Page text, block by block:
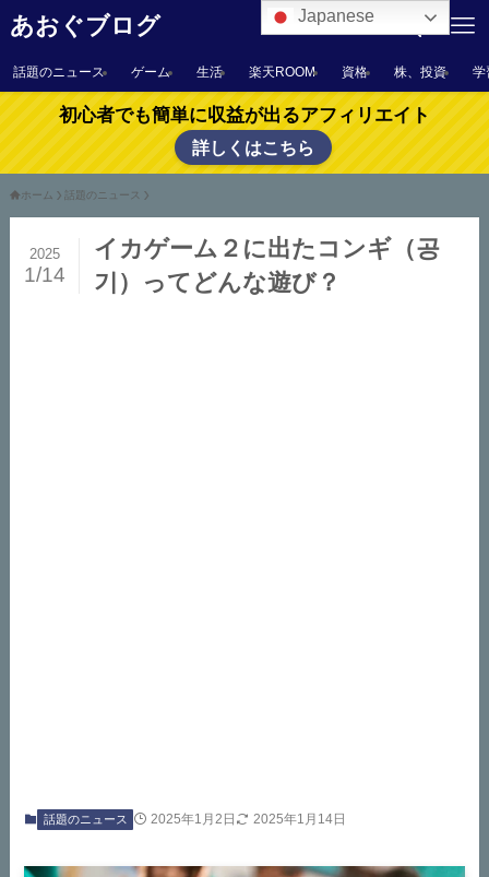
あおぐブログ
話題のニュース ゲーム 生活 楽天ROOM 資格 株、投資 学
初心者でも簡単に収益が出るアフィリエイト
詳しくはこちら
ホーム 話題のニュース
イカゲーム２に出たコンギ（공
기）ってどんな遊び？
2025
1/14
話題のニュース 2025年1月2日 2025年1月14日
Japanese